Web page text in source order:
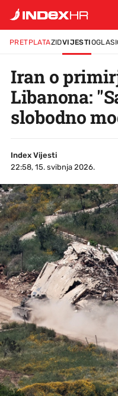
PRETPLATAZIDVIJESTIOGLASI
Iran o
Libanona:
slobodno
Index Vijesti
22:58, 15. svibnja 2026.